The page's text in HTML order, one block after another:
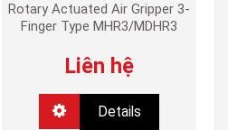
Rotary Actuated Air Gripper 3-
Finger Type MHR3/MDHR3
Liên hệ
Details